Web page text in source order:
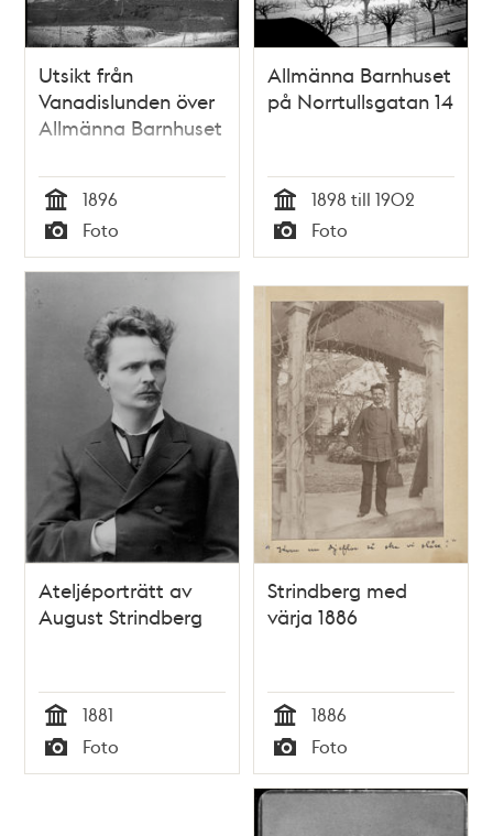
Utsikt från
Vanadislunden över
Allmänna Barnhuset
Tid
1896
Typ
Foto
Allmänna Barnhuset
på Norrtullsgatan 14
Tid
1898 till 1902
Typ
Foto
Ateljéporträtt av
August Strindberg
Tid
1881
Typ
Foto
Strindberg med
värja 1886
Tid
1886
Typ
Foto